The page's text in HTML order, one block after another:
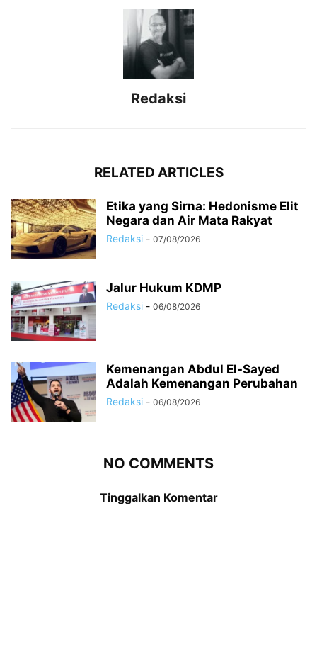
Redaksi
RELATED ARTICLES
Etika yang Sirna: Hedonisme Elit
Negara dan Air Mata Rakyat
Redaksi - 07/08/2026
Jalur Hukum KDMP
Redaksi - 06/08/2026
Kemenangan Abdul El-Sayed
Adalah Kemenangan Perubahan
Redaksi - 06/08/2026
NO COMMENTS
Tinggalkan Komentar